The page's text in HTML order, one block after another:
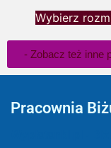
Wybierz
- Zobacz też inne
Pracownia